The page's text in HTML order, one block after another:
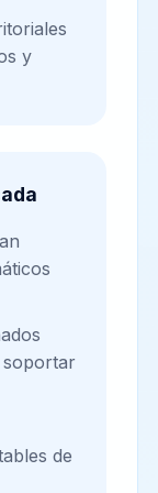
y
de